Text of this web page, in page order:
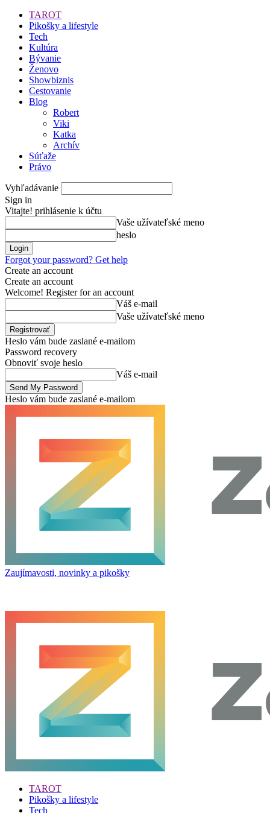
TAROT
Pikošky a lifestyle
Tech
Kultúra
Bývanie
Ženovo
Showbiznis
Cestovanie
Blog
Robert
Viki
Katka
Archív
Súťaže
Právo
Vyhľadávanie
Sign in
Vitajte! prihlásenie k účtu
Vaše užívateľské meno
heslo
Forgot your password? Get help
Create an account
Create an account
Welcome! Register for an account
Váš e-mail
Vaše užívateľské meno
Heslo vám bude zaslané e-mailom
Password recovery
Obnoviť svoje heslo
Váš e-mail
Heslo vám bude zaslané e-mailom
Zaujímavosti, novinky a pikošky
TAROT
Pikošky a lifestyle
Tech